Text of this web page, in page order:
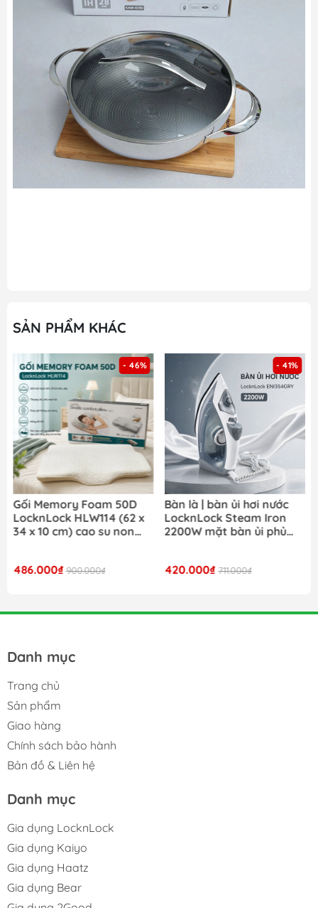
SẢN PHẨM KHÁC
- 41%
Bàn là | bàn ủi hơi nước
LocknLock Steam Iron
2200W mặt bàn ủi phủ
420.000₫ 711.000₫
- 42%
Nồi cơm điện LocknLock
Daily Rice Cooker
EJR472BLK dung tích 1.8L
980.000₫ 1.690.000₫
Danh mục
Trang chủ
Sản phẩm
Giao hàng
Chính sách bảo hành
Bản đồ & Liên hệ
Danh mục
Gia dụng LocknLock
Gia dụng Kaiyo
Gia dụng Haatz
Gia dụng Bear